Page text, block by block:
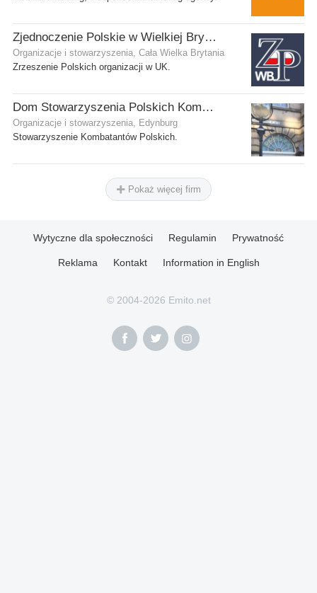
Zjednoczenie Polskie w Wielkiej Brytanii
Organizacje i stowarzyszenia, Cała Wielka Brytania
Zrzeszenie Polskich organizacji w UK.
Dom Stowarzyszenia Polskich Kombatantów (SPK) w Edynburgu
Organizacje i stowarzyszenia, Edynburg
Stowarzyszenie Kombatantów Polskich.
Pokaż więcej firm
Wytyczne dla społeczności Regulamin Prywatność
Reklama Kontakt Information in English
© 2004-2026 Emito.net